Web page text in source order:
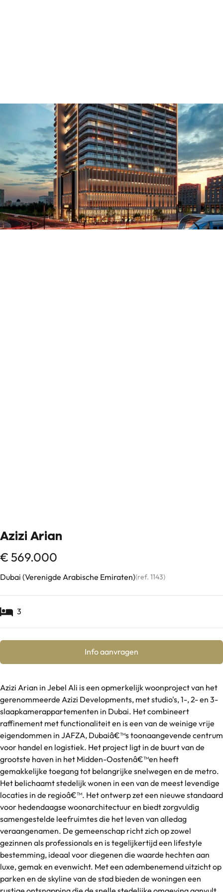
Azizi Arian
€ 569.000
Dubai (Verenigde Arabische Emiraten)(ref. 1143)
3
Info aanvragen
Azizi Arian in Jebel Ali is een opmerkelijk woonproject van het
gerenommeerde Azizi Developments, met studio's, 1-, 2- en 3-
slaapkamerappartementen in Dubai. Het combineert
raffinement met functionaliteit en is een van de weinige vrije
eigendommen in JAFZA, Dubaiâ€™s toonaangevende centrum
voor handel en logistiek. Het project ligt in de buurt van de
grootste haven in het Midden-Oostenâ€™en heeft
gemakkelijke toegang tot belangrijke snelwegen en de metro.
Het belichaamt stedelijk wonen in een van de meest levendige
locaties in de regioâ€™. Het ontwerp zet een nieuwe standaard
voor hedendaagse woonarchitectuur en biedt zorgvuldig
samengestelde leefruimtes die het leven van alledag
veraangenamen. De gemeenschap richt zich op zowel
gezinnen als professionals en is tegelijkertijd een lifestyle
bestemming, ideaal voor diegenen die waarde hechten aan
luxe, gemak en evenwicht. Met een adembenemend uitzicht op
parken en de skyline van de stad bieden de woningen een